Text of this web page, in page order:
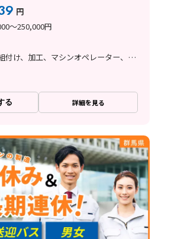
円
～250,000円
検査、組立・組付け、加工、マシンオペレーター、クリーンルーム、清掃・洗浄、ライン作業、溶接、塗装
る 詳細を見る